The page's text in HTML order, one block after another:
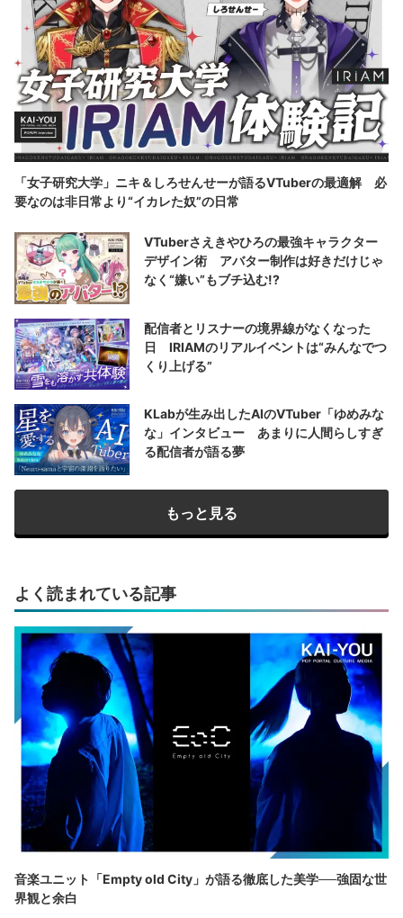
「女子研究大学」ニキ＆しろせんせーが語るVTuberの最適解 必
要なのは非日常より“イカレた奴”の日常
VTuberさえきやひろの最強キャラクター
デザイン術 アバター制作は好きだけじゃ
なく“嫌い”もブチ込む!?
配信者とリスナーの境界線がなくなった
日 IRIAMのリアルイベントは“みんなでつ
くり上げる”
KLabが生み出したAIのVTuber「ゆめみな
な」インタビュー あまりに人間らしすぎ
る配信者が語る夢
もっと見る
よく読まれている記事
音楽ユニット「Empty old City」が語る徹底した美学──強固な世
界観と余白